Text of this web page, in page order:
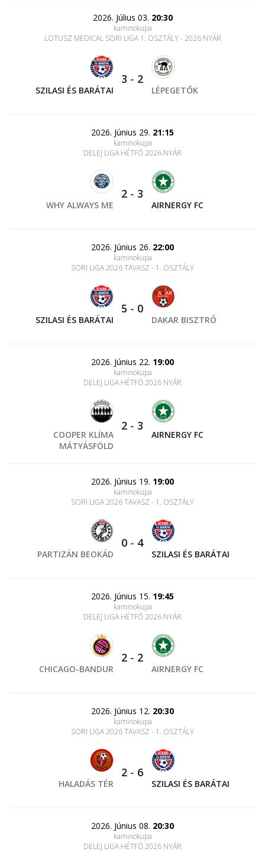
2026. Július 03. 20:30
kaminokupa
LOTUSZ MEDICAL SORI LIGA 1. OSZTÁLY - 2026 NYÁR
SZILASI ÉS BARÁTAI
3 - 2
LÉPEGETŐK
2026. Június 29. 21:15
kaminokupa
DELEJ LIGA HÉTFŐ 2026 NYÁR
WHY ALWAYS ME
2 - 3
AIRNERGY FC
2026. Június 26. 22:00
kaminokupa
SORI LIGA 2026 TAVASZ - 1. OSZTÁLY
SZILASI ÉS BARÁTAI
5 - 0
DAKAR BISZTRÓ
2026. Június 22. 19:00
kaminokupa
DELEJ LIGA HÉTFŐ 2026 NYÁR
COOPER KLÍMA
MÁTYÁSFÖLD
2 - 3
AIRNERGY FC
2026. Június 19. 19:00
kaminokupa
SORI LIGA 2026 TAVASZ - 1. OSZTÁLY
PARTIZÁN BEOKÁD
0 - 4
SZILASI ÉS BARÁTAI
2026. Június 15. 19:45
kaminokupa
DELEJ LIGA HÉTFŐ 2026 NYÁR
CHICAGO-BANDUR
2 - 2
AIRNERGY FC
2026. Június 12. 20:30
kaminokupa
SORI LIGA 2026 TAVASZ - 1. OSZTÁLY
HALADÁS TÉR
2 - 6
SZILASI ÉS BARÁTAI
2026. Június 08. 20:30
kaminokupa
DELEJ LIGA HÉTFŐ 2026 NYÁR